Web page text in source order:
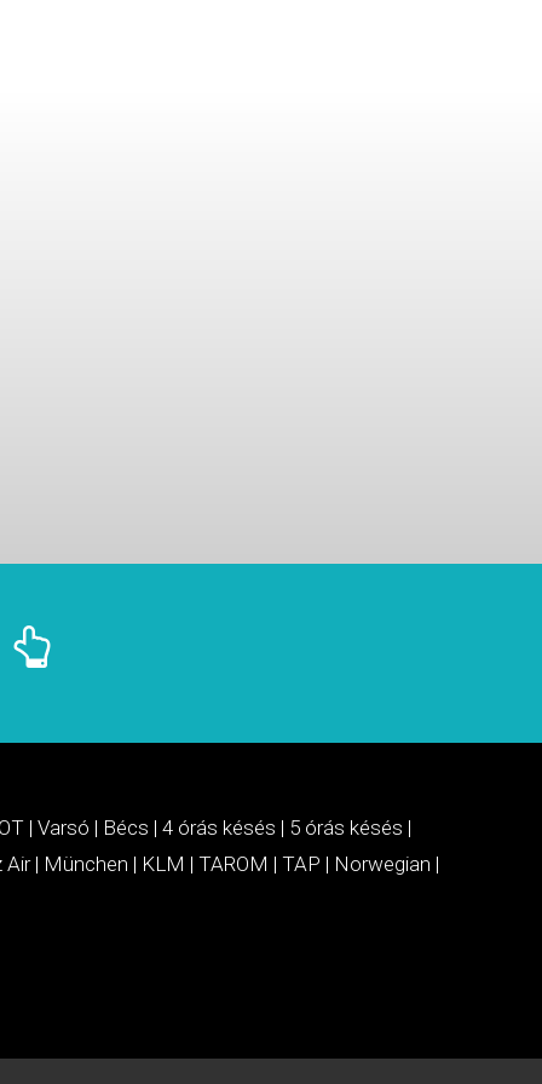
| Varsó | Bécs | 4 órás késés | 5 órás késés |
Air| München | KLM | TAROM | TAP | Norwegian |